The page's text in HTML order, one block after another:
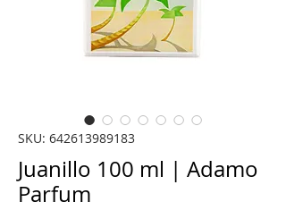
SKU: 642613989183
Juanillo 100 ml | Adamo
Parfum